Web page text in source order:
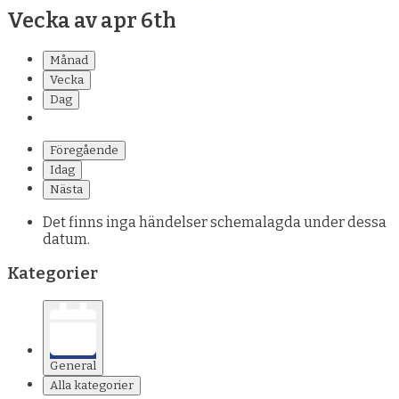
Vecka av apr 6th
Månad
Vecka
Dag
Föregående
Idag
Nästa
Det finns inga händelser schemalagda under dessa
datum.
Kategorier
General
Alla kategorier